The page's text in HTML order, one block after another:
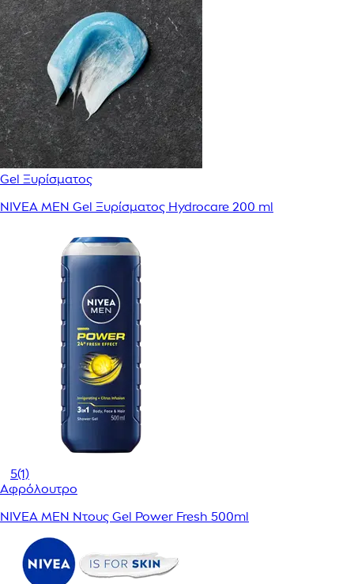
Gel Ξυρίσματος
NIVEA MEN Gel Ξυρίσματος Hydrocare 200 ml
5(1)
Αφρόλουτρο
NIVEA MEN Ντους Gel Power Fresh 500ml